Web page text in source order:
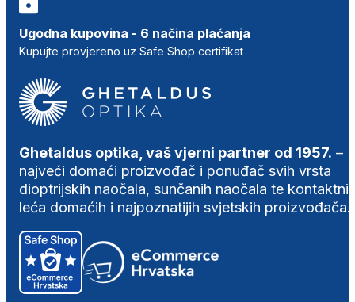
Ugodna kupovina - 6 načina plaćanja
Kupujte provjereno uz Safe Shop certifikat
Ghetaldus optika, vaš vjerni partner od 1957. –
najveći domaći proizvođač i ponuđač svih vrsta
dioptrijskih naočala, sunčanih naočala te
leća domaćih i najpoznatijih svjetskih proizvođača.